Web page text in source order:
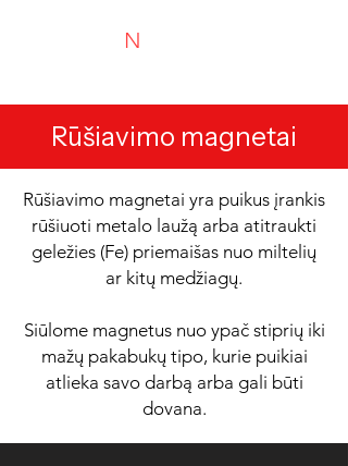
N
Rūšiavimo magnetai
Rūšiavimo magnetai yra puikus įrankis
rūšiuoti metalo laužą arba atitraukti
geležies (Fe) priemaišas nuo miltelių
ar kitų medžiagų.
Siūlome magnetus nuo ypač stiprių iki
mažų pakabukų tipo, kurie puikiai
atlieka savo darbą arba gali būti
dovana.